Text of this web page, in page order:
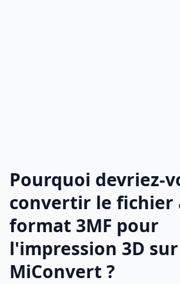
Pourquoi devriez-
convertir le fichier
format 3MF pour
l'impression 3D sur
MiConvert ?